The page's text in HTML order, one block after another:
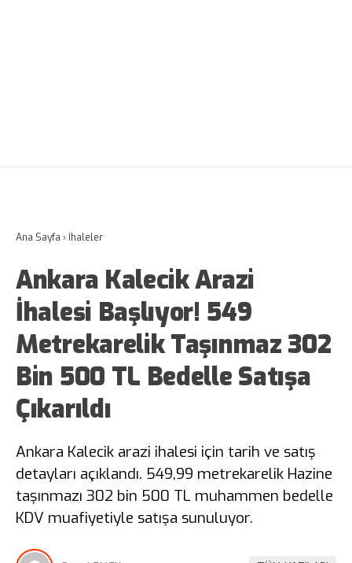
Ana Sayfa › İhaleler
Ankara Kalecik Arazi
İhalesi Başlıyor! 549
Metrekarelik Taşınmaz 302
Bin 500 TL Bedelle Satışa
Çıkarıldı
Ankara Kalecik arazi ihalesi için tarih ve satış
detayları açıklandı. 549,99 metrekarelik Hazine
taşınmazı 302 bin 500 TL muhammen bedelle
KDV muafiyetiyle satışa sunuluyor.